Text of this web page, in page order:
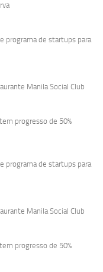
programa de startups para
Manila Social Club
progresso de 50%
programa de startups para
Manila Social Club
progresso de 50%